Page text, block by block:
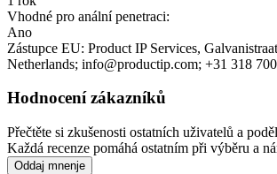
Vhodné pro anální penetraci:
Ano
Zástupce EU: Product IP Services,
Netherlands; info@productip.com; +31 318
Hodnocení zákazníků
Přečtěte si zkušenosti ostatních uživatelů a
Každá recenze pomáhá ostatním při výběru a
Oddaj mnenje